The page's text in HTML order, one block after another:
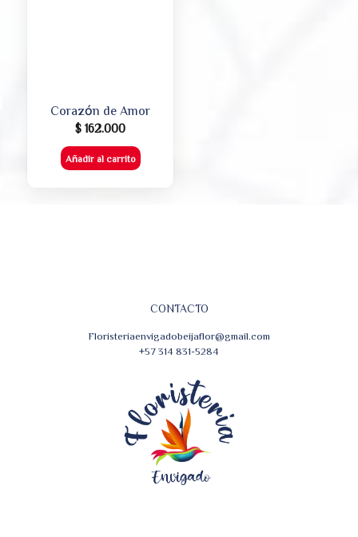
Corazón de Amor
$ 162.000
Añadir al carrito
CONTACTO
Floristeriaenvigadobeijaflor@gmail.com
+57 314 831-5284